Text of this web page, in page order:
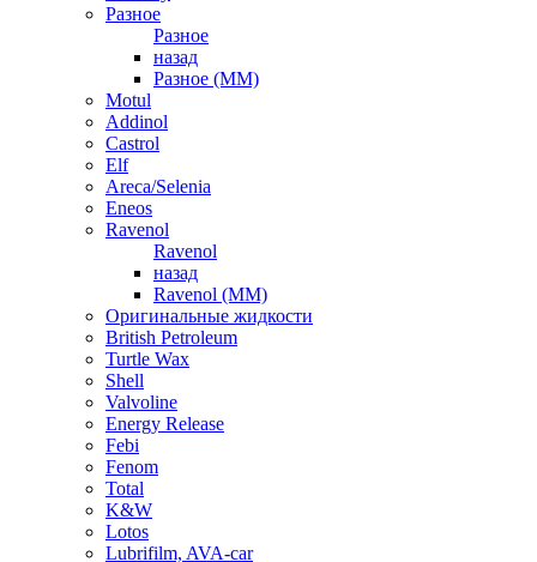
Разное
Разное
назад
Разное (ММ)
Motul
Addinol
Castrol
Elf
Areca/Selenia
Eneos
Ravenol
Ravenol
назад
Ravenol (ММ)
Оригинальные жидкости
British Petroleum
Turtle Wax
Shell
Valvoline
Energy Release
Febi
Fenom
Total
K&W
Lotos
Lubrifilm, AVA-car